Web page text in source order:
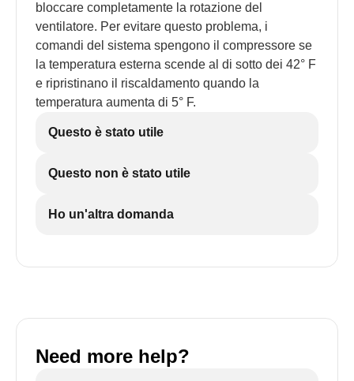
bloccare completamente la rotazione del
ventilatore. Per evitare questo problema, i
comandi del sistema spengono il compressore se
la temperatura esterna scende al di sotto dei 42° F
e ripristinano il riscaldamento quando la
temperatura aumenta di 5° F.
Questo è stato utile
Questo non è stato utile
Ho un'altra domanda
Need more help?